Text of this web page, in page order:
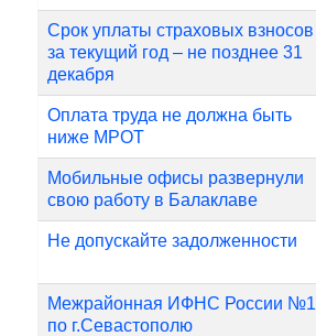
Срок уплаты страховых взносов
за текущий год – не позднее 31
декабря
Оплата труда не должна быть
ниже МРОТ
Мобильные офисы развернули
свою работу в Балаклаве
Не допускайте задолженности
Межрайонная ИФНС России №1
по г.Севастополю